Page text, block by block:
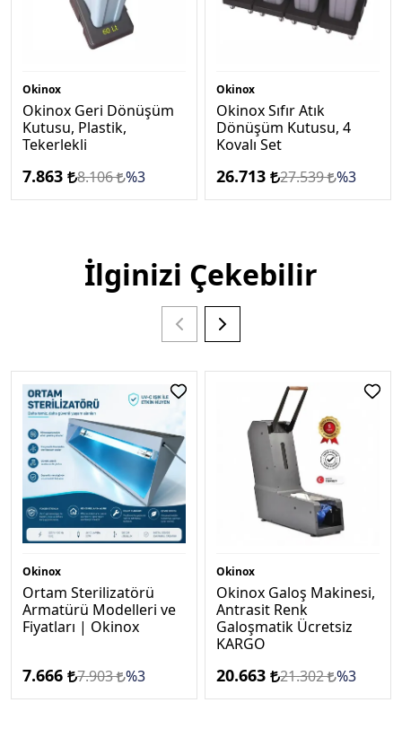
Okinox
Okinox Geri Dönüşüm
Kutusu, Plastik,
Tekerlekli
7.863 8.106 %3
Okinox
Okinox Sıfır Atık
Dönüşüm Kutusu, 4
Kovalı Set
26.713 27.539 %3
İlginizi Çekebilir
Okinox
Ortam Sterilizatörü
Armatürü Modelleri ve
Fiyatları | Okinox
7.666 7.903 %3
Okinox
Okinox Galoş Makinesi,
Antrasi̇t Renk
Galoşmatik Ücretsi̇z
KARGO
20.663 21.302 %3